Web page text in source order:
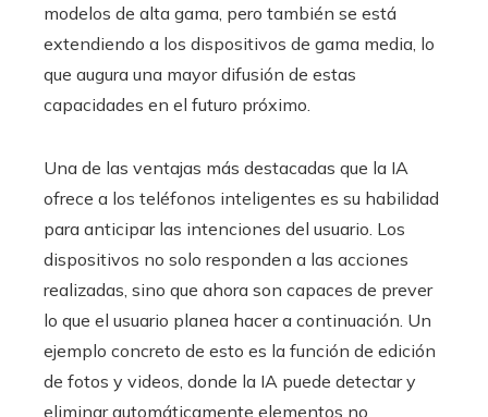
modelos de alta gama, pero también se está
extendiendo a los dispositivos de gama media, lo
que augura una mayor difusión de estas
capacidades en el futuro próximo.
Una de las ventajas más destacadas que la IA
ofrece a los teléfonos inteligentes es su habilidad
para anticipar las intenciones del usuario. Los
dispositivos no solo responden a las acciones
realizadas, sino que ahora son capaces de prever
lo que el usuario planea hacer a continuación. Un
ejemplo concreto de esto es la función de edición
de fotos y videos, donde la IA puede detectar y
eliminar automáticamente elementos no